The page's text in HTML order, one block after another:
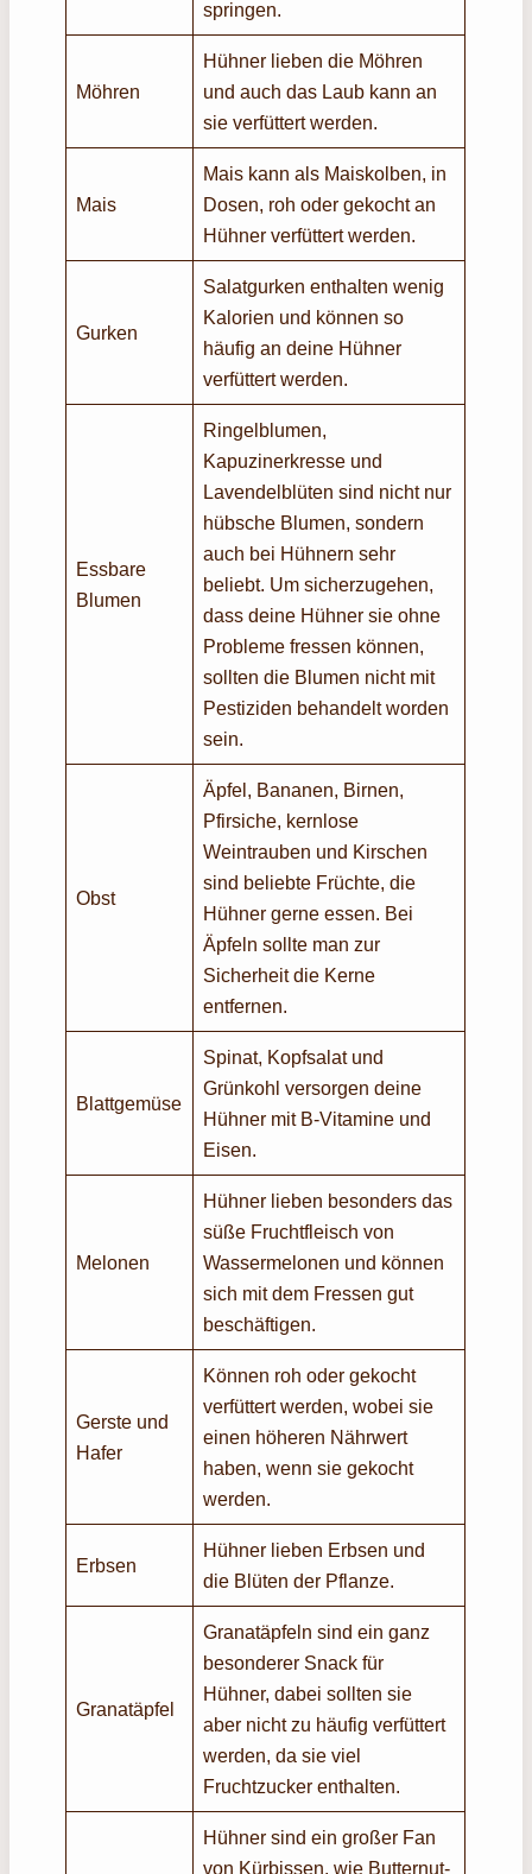
springen.
Möhren
Hühner lieben die Möhren
und auch das Laub kann an
sie verfüttert werden.
Mais
Mais kann als Maiskolben, in
Dosen, roh oder gekocht an
Hühner verfüttert werden.
Gurken
Salatgurken enthalten wenig
Kalorien und können so
häufig an deine Hühner
verfüttert werden.
Essbare
Blumen
Ringelblumen,
Kapuzinerkresse und
Lavendelblüten sind nicht nur
hübsche Blumen, sondern
auch bei Hühnern sehr
beliebt. Um sicherzugehen,
dass deine Hühner sie ohne
Probleme fressen können,
sollten die Blumen nicht mit
Pestiziden behandelt worden
sein.
Obst
Äpfel, Bananen, Birnen,
Pfirsiche, kernlose
Weintrauben und Kirschen
sind beliebte Früchte, die
Hühner gerne essen. Bei
Äpfeln sollte man zur
Sicherheit die Kerne
entfernen.
Blattgemüse
Spinat, Kopfsalat und
Grünkohl versorgen deine
Hühner mit B-Vitamine und
Eisen.
Melonen
Hühner lieben besonders das
süße Fruchtfleisch von
Wassermelonen und können
sich mit dem Fressen gut
beschäftigen.
Gerste und
Hafer
Können roh oder gekocht
verfüttert werden, wobei sie
einen höheren Nährwert
haben, wenn sie gekocht
werden.
Erbsen
Hühner lieben Erbsen und
die Blüten der Pflanze.
Granatäpfel
Granatäpfeln sind ein ganz
besonderer Snack für
Hühner, dabei sollten sie
aber nicht zu häufig verfüttert
werden, da sie viel
Fruchtzucker enthalten.
Hühner sind ein großer Fan
von Kürbissen, wie Butternut-